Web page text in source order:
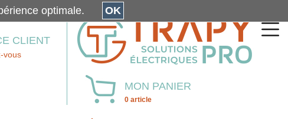
CLIENT
vous
MON PANIER
0 article
optimale. OK